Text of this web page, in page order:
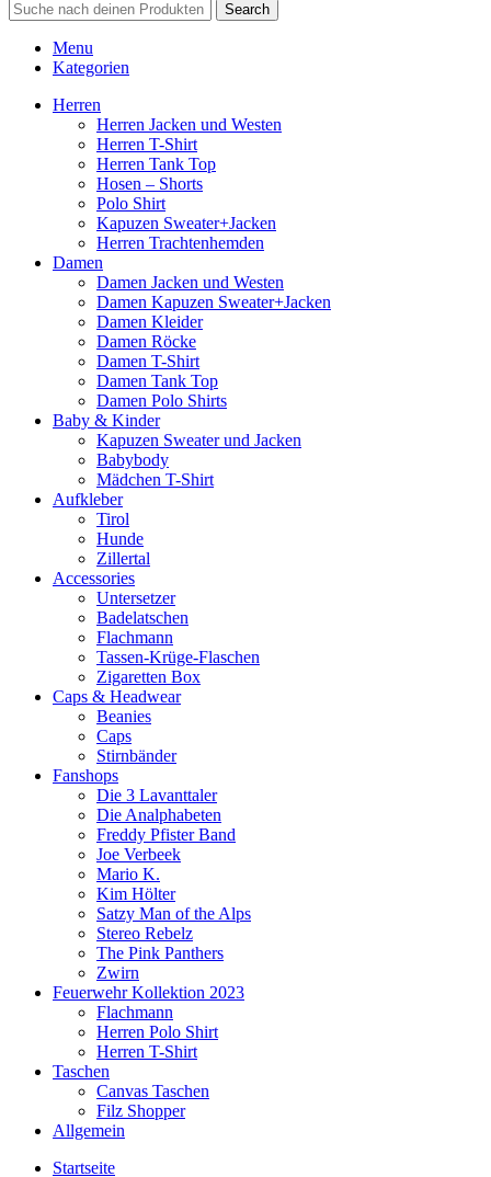
Search
Menu
Kategorien
Herren
Herren Jacken und Westen
Herren T-Shirt
Herren Tank Top
Hosen – Shorts
Polo Shirt
Kapuzen Sweater+Jacken
Herren Trachtenhemden
Damen
Damen Jacken und Westen
Damen Kapuzen Sweater+Jacken
Damen Kleider
Damen Röcke
Damen T-Shirt
Damen Tank Top
Damen Polo Shirts
Baby & Kinder
Kapuzen Sweater und Jacken
Babybody
Mädchen T-Shirt
Aufkleber
Tirol
Hunde
Zillertal
Accessories
Untersetzer
Badelatschen
Flachmann
Tassen-Krüge-Flaschen
Zigaretten Box
Caps & Headwear
Beanies
Caps
Stirnbänder
Fanshops
Die 3 Lavanttaler
Die Analphabeten
Freddy Pfister Band
Joe Verbeek
Mario K.
Kim Hölter
Satzy Man of the Alps
Stereo Rebelz
The Pink Panthers
Zwirn
Feuerwehr Kollektion 2023
Flachmann
Herren Polo Shirt
Herren T-Shirt
Taschen
Canvas Taschen
Filz Shopper
Allgemein
Startseite